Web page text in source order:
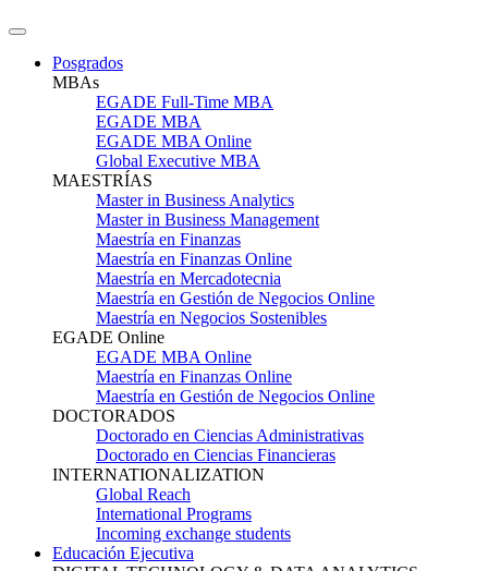
Posgrados
MBAs
EGADE Full-Time MBA
EGADE MBA
EGADE MBA Online
Global Executive MBA
MAESTRÍAS
Master in Business Analytics
Master in Business Management
Maestría en Finanzas
Maestría en Finanzas Online
Maestría en Mercadotecnia
Maestría en Gestión de Negocios Online
Maestría en Negocios Sostenibles
EGADE Online
EGADE MBA Online
Maestría en Finanzas Online
Maestría en Gestión de Negocios Online
DOCTORADOS
Doctorado en Ciencias Administrativas
Doctorado en Ciencias Financieras
INTERNATIONALIZATION
Global Reach
International Programs
Incoming exchange students
Educación Ejecutiva